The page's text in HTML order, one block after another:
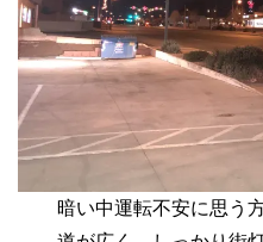
暗い中運転不安に思う